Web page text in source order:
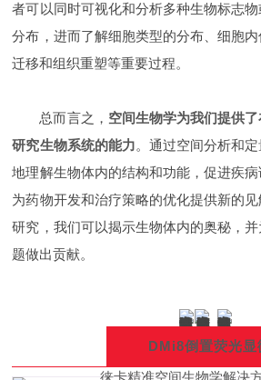
者可以同时可视化和分析多种生物标志
分布，进而了解细胞类型的分布、细胞
迁移和组织重塑等重要过程。
总而言之， 空间生物学为我们提供
研究生物系统的能力。通过空间分析和
地理解生物体内的结构和功能，促进疾
为药物开发和治疗策略的优化提供新的
研究，我们可以揭示生物体内的奥秘，
题做出贡献。
DMi8倒置荧光显